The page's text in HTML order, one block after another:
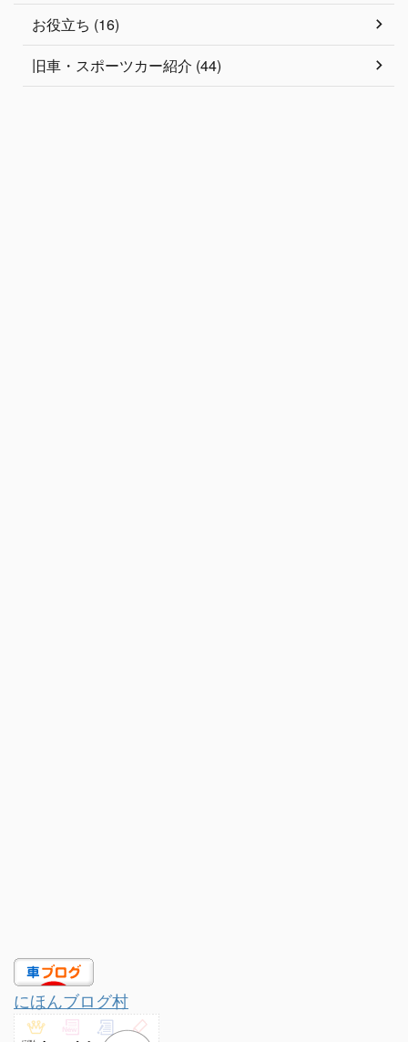
お役立ち (16)
旧車・スポーツカー紹介 (44)
にほんブログ村